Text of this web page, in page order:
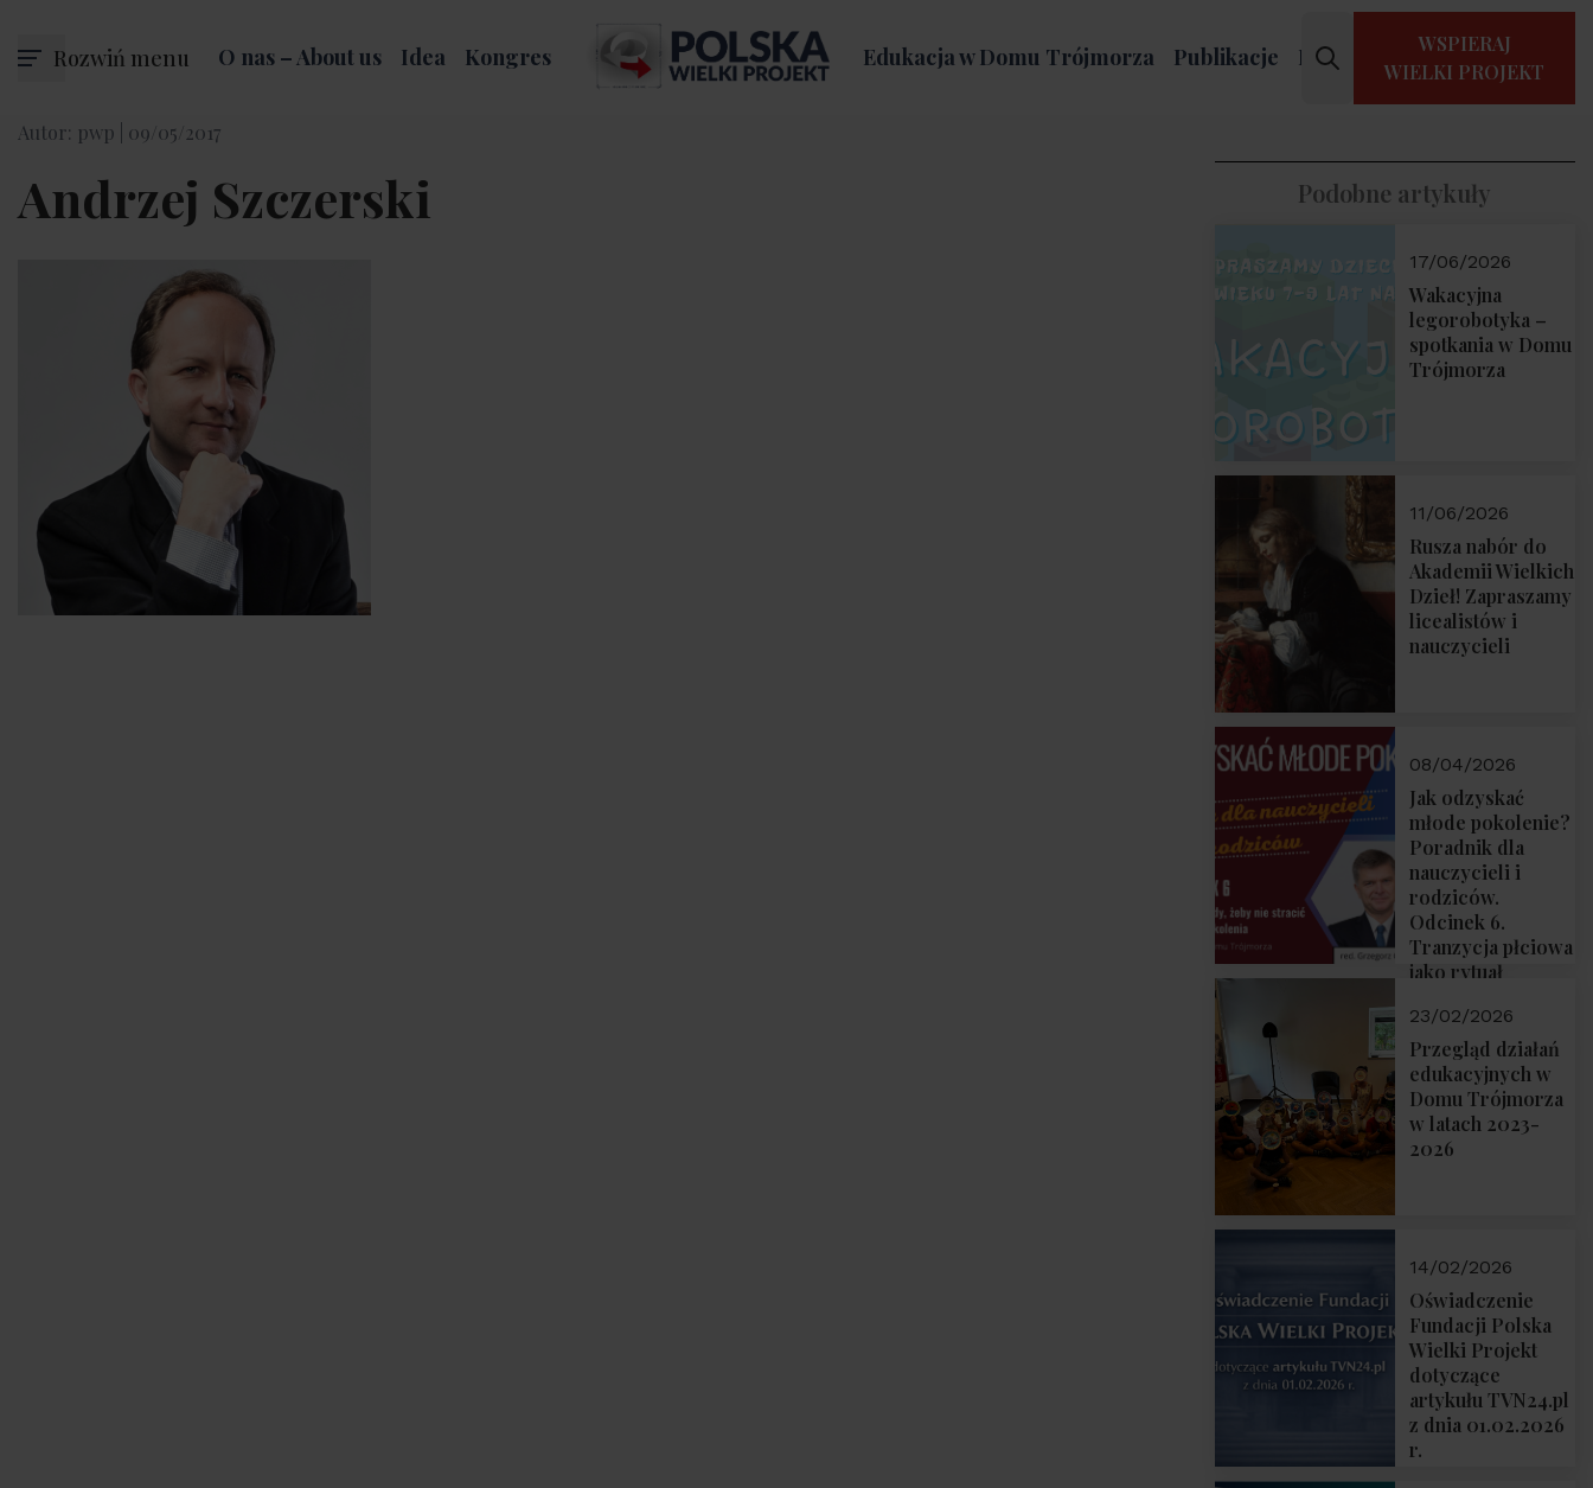
Rozwiń menu O nas – About us Idea Kongres Edukacja w Domu Trójmorza Publikacje Kontakt
WSPIERAJ
WIELKI PROJEKT
Autor: pwp | 09/05/2017
Andrzej Szczerski Podobne artykuły
17/06/2026
Wakacyjna
legorobotyka –
spotkania w Domu
Trójmorza
11/06/2026
Rusza nabór do
Akademii Wielkich
Dzieł! Zapraszamy
licealistów i
nauczycieli
08/04/2026
Jak odzyskać
młode pokolenie?
Poradnik dla
nauczycieli i
rodziców.
Odcinek 6.
Tranzycja płciowa
jako rytuał
Rozmawiają red.
Grzegorz Górny i
prof. Michał
Łuczewski
23/02/2026
Przegląd działań
edukacyjnych w
Domu Trójmorza
w latach 2023-
2026
14/02/2026
Oświadczenie
Fundacji Polska
Wielki Projekt
dotyczące
artykułu TVN24.pl
z dnia 01.02.2026
r.